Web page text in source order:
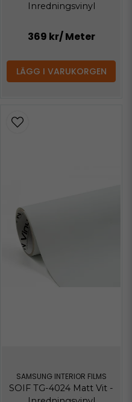
Inredningsvinyl
369 kr/ Meter
LÄGG I VARUKORGEN
SAMSUNG INTERIOR FILMS
SOIF TG-4024 Matt Vit -